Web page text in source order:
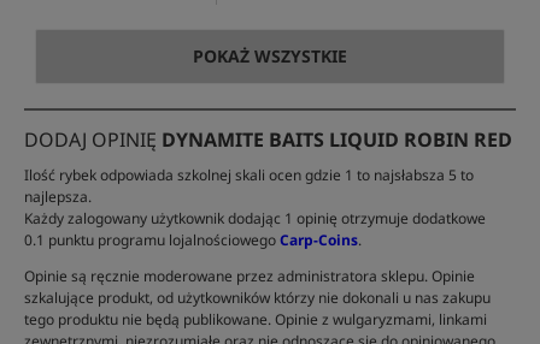
POKAŻ WSZYSTKIE
DODAJ OPINIĘ DYNAMITE BAITS LIQUID ROBIN RED
Ilość rybek odpowiada szkolnej skali ocen gdzie 1 to najsłabsza 5 to
najlepsza.
Każdy zalogowany użytkownik dodając 1 opinię otrzymuje dodatkowe
0.1 punktu programu lojalnościowegoCarp-Coins.
Opinie są ręcznie moderowane przez administratora sklepu. Opinie
szkalujące produkt, od użytkowników którzy nie dokonali u nas zakupu
tego produktu nie będą publikowane. Opinie z wulgaryzmami, linkami